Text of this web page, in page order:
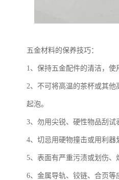
五金材料的保养技巧：
1、保持五金配件的清洁，使
2、不可将高温的茶杯或其
起泡。
3、勿用尖锐、硬性物品刮试
4、切忌用硬物撞击或用利器
5、表面有严重污渍或划伤、
6、金属导轨、铰链、合页等